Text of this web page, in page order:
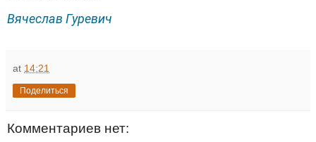
Вячеслав Гуревич
at 14:21
Поделиться
Комментариев нет: